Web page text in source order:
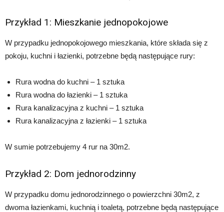
Przykład 1: Mieszkanie jednopokojowe
W przypadku jednopokojowego mieszkania, które składa się z
pokoju, kuchni i łazienki, potrzebne będą następujące rury:
Rura wodna do kuchni – 1 sztuka
Rura wodna do łazienki – 1 sztuka
Rura kanalizacyjna z kuchni – 1 sztuka
Rura kanalizacyjna z łazienki – 1 sztuka
W sumie potrzebujemy 4 rur na 30m2.
Przykład 2: Dom jednorodzinny
W przypadku domu jednorodzinnego o powierzchni 30m2, z
dwoma łazienkami, kuchnią i toaletą, potrzebne będą następujące